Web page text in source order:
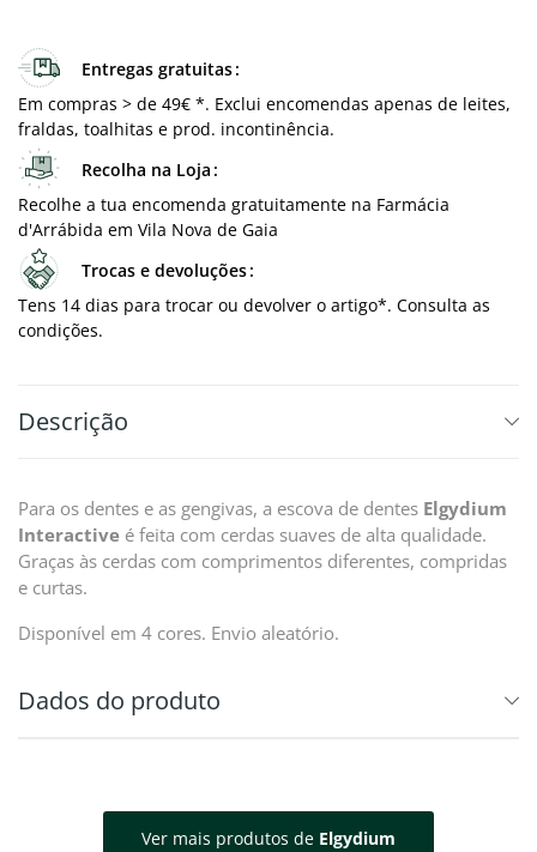
Entregas gratuitas
Em compras > de 49€ *. Exclui encomendas apenas de leites,
fraldas, toalhitas e prod. incontinência.
Recolha na Loja
Recolhe a tua encomenda gratuitamente na Farmácia
d'Arrábida em Vila Nova de Gaia
Trocas e devoluções
Tens 14 dias para trocar ou devolver o artigo*. Consulta as
condições.
Descrição
Para os dentes e as gengivas, a escova de dentes Elgydium
Interactive é feita com cerdas suaves de alta qualidade.
Graças às cerdas com comprimentos diferentes, compridas
e curtas.
Disponível em 4 cores. Envio aleatório.
Dados do produto
Ver mais produtos de Elgydium